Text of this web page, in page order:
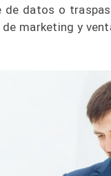
de datos o
marketing y